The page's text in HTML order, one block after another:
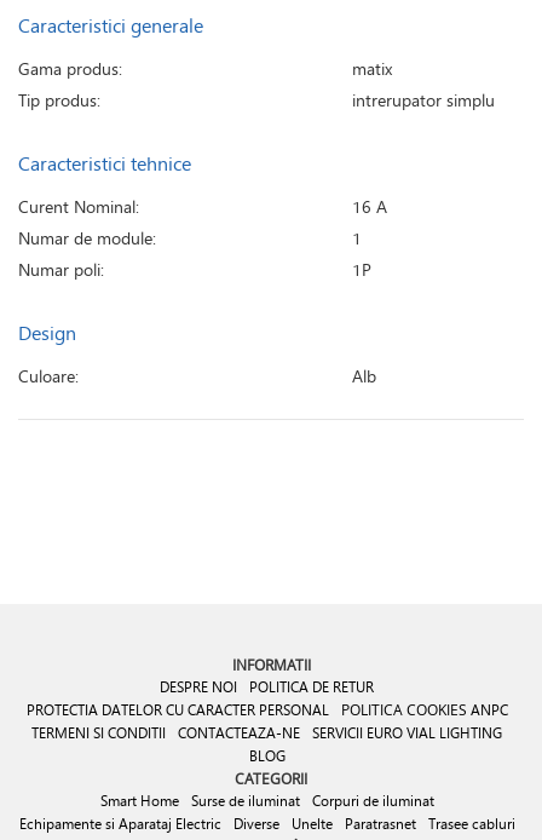
Caracteristici generale
Gama produs:
matix
Tip produs:
intrerupator simplu
Caracteristici tehnice
Curent Nominal:
16 A
Numar de module:
1
Numar poli:
1P
Design
Culoare: Alb
INFORMATII
DESPRE NOI
POLITICA DE RETUR
PROTECTIA DATELOR CU CARACTER PERSONAL
POLITICA COOKIES ANPC
TERMENI SI CONDITII
CONTACTEAZA-NE SERVICII EURO VIAL LIGHTING
BLOG
CATEGORII
Smart Home Surse de iluminat
Corpuri de iluminat
Echipamente si Aparataj Electric
Diverse Unelte Paratrasnet
Trasee cabluri